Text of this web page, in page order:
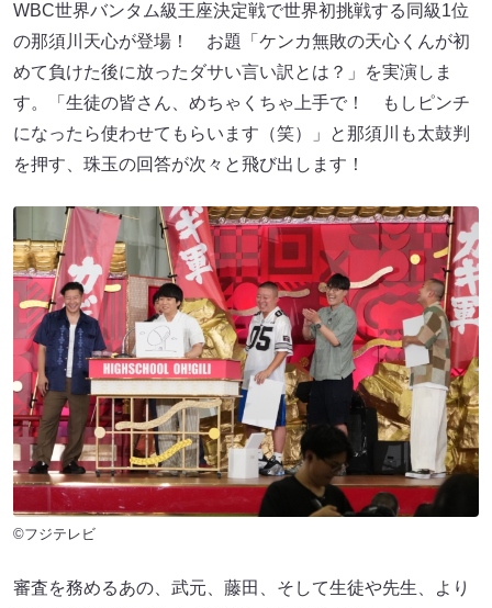
WBC世界バンタム級王座決定戦で世界初挑戦する同級1位
の那須川天心が登場！ お題「ケンカ無敗の天心くんが初
めて負けた後に放ったダサい言い訳とは？」を実演しま
す。「生徒の皆さん、めちゃくちゃ上手で！ もしピンチ
になったら使わせてもらいます（笑）」と那須川も太鼓判
を押す、珠玉の回答が次々と飛び出します！
©フジテレビ
審査を務めるあの、武元、藤田、そして生徒や先生、より